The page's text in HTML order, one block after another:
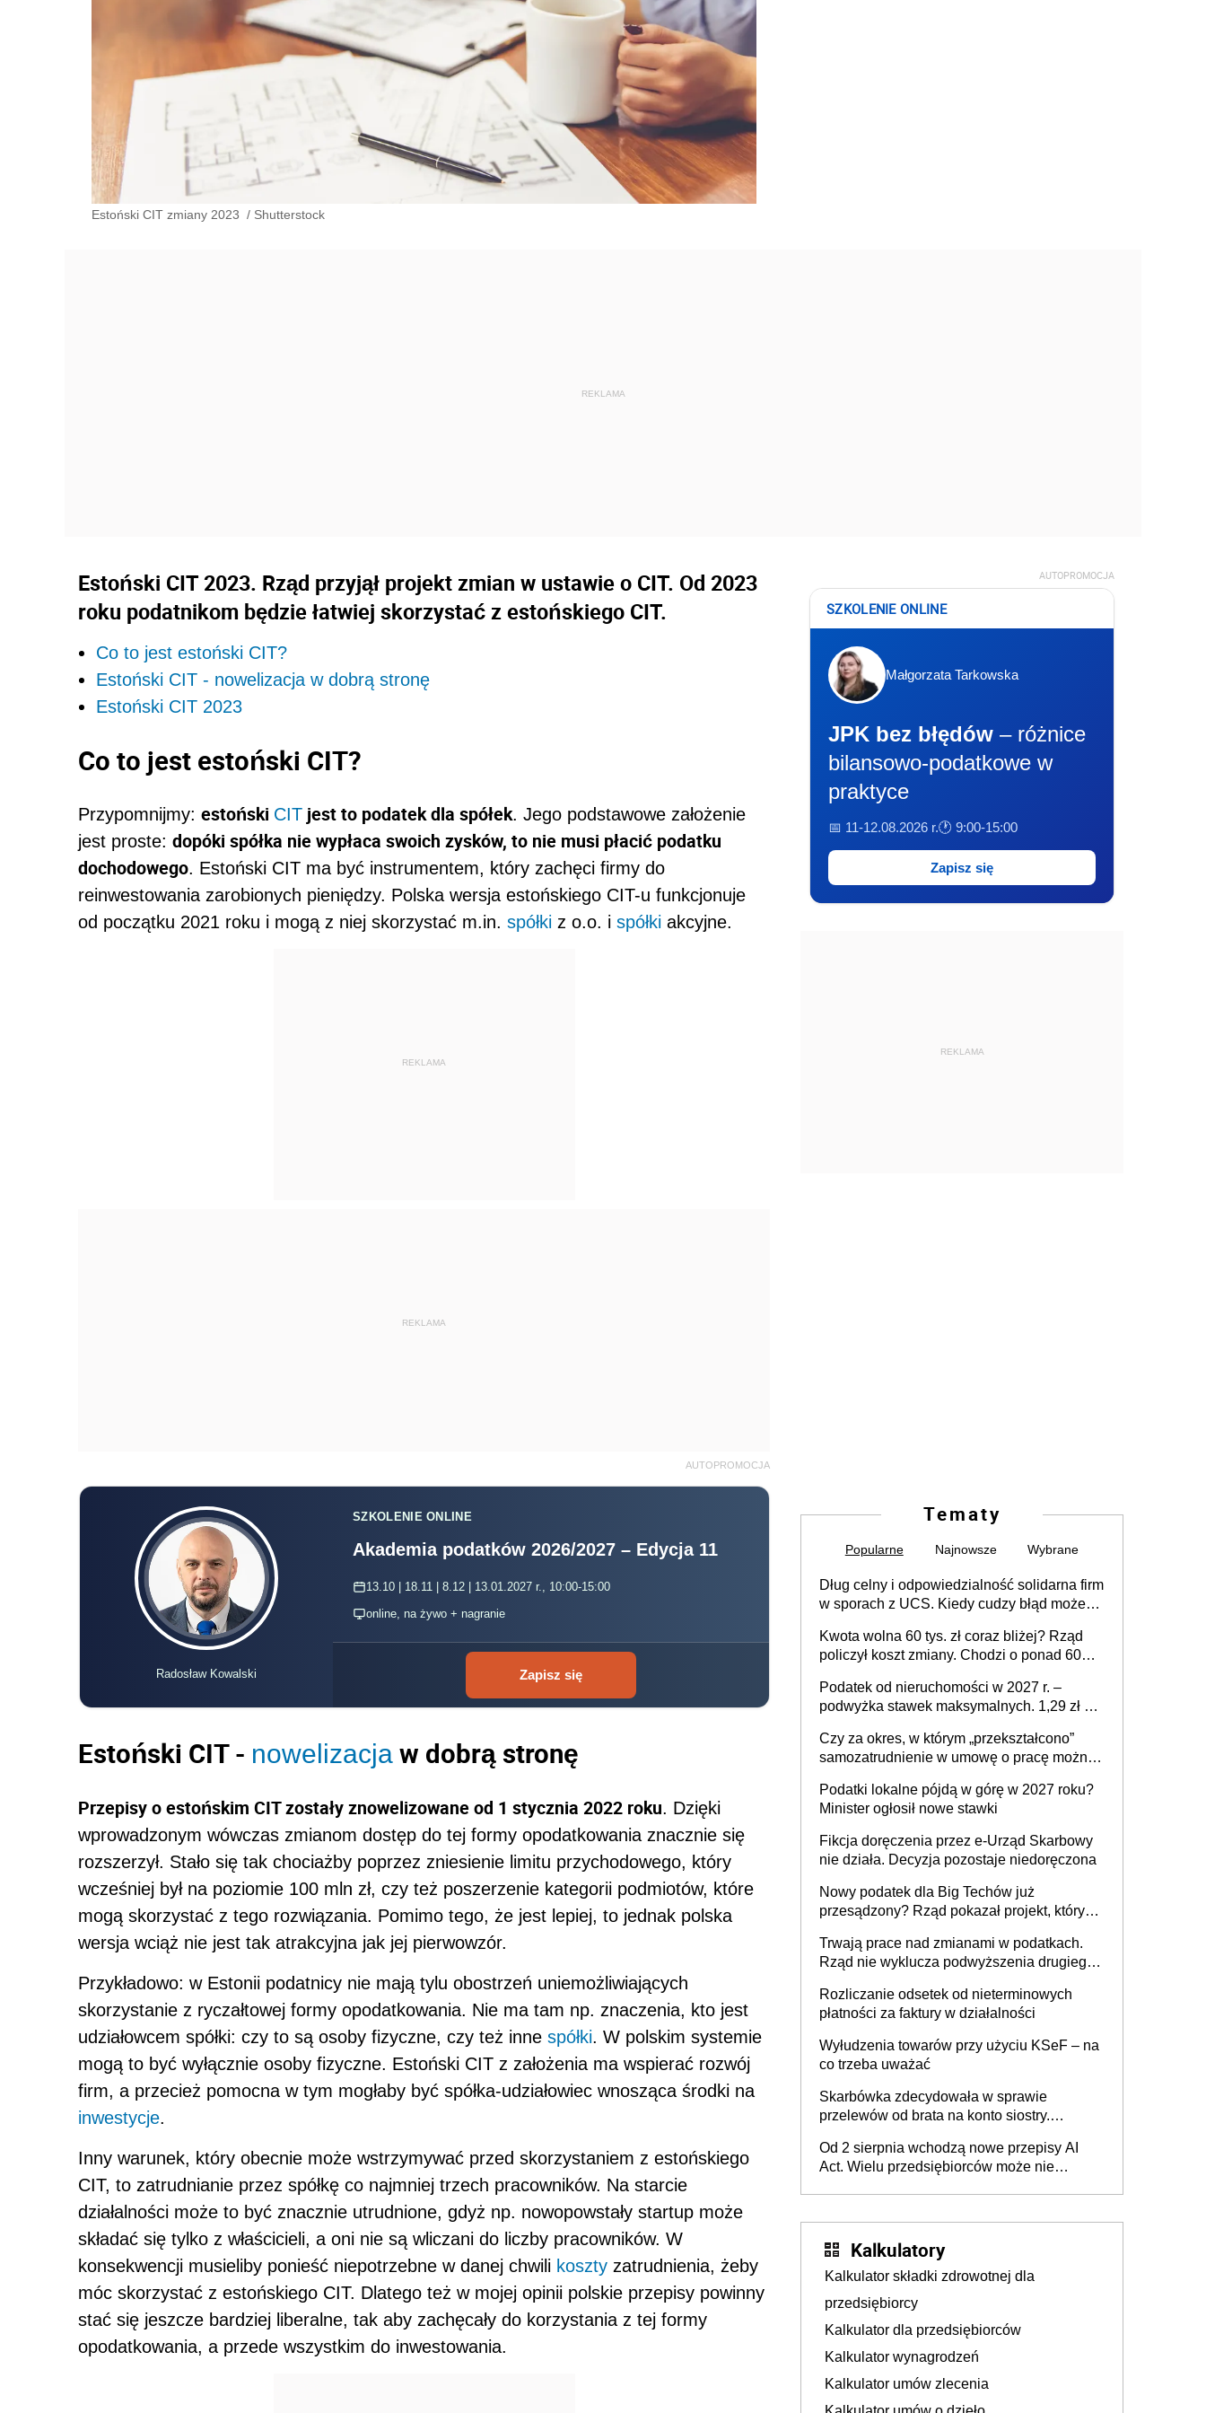
Estoński CIT zmiany 2023 / Shutterstock
Estoński CIT 2023. Rząd przyjął projekt zmian w ustawie o CIT. Od 2023
roku podatnikom będzie łatwiej skorzystać z estońskiego CIT.
Co to jest estoński CIT?
Estoński CIT - nowelizacja w dobrą stronę
Estoński CIT 2023
Co to jest estoński CIT?
Przypomnijmy: estoński CIT jest to podatek dla spółek. Jego podstawowe założenie
jest proste: dopóki spółka nie wypłaca swoich zysków, to nie musi płacić podatku
dochodowego. Estoński CIT ma być instrumentem, który zachęci firmy do
reinwestowania zarobionych pieniędzy. Polska wersja estońskiego CIT-u funkcjonuje
od początku 2021 roku i mogą z niej skorzystać m.in. spółki z o.o. i spółki akcyjne.
REKLAMA
REKLAMA
AUTOPROMOCJA
Radosław Kowalski
SZKOLENIE ONLINE
Akademia podatków 2026/2027 – Edycja 11
13.10 | 18.11 | 8.12 | 13.01.2027 r., 10:00-15:00
online, na żywo + nagranie
Zapisz się
Estoński CIT - nowelizacja w dobrą stronę
Przepisy o estońskim CIT zostały znowelizowane od 1 stycznia 2022 roku. Dzięki
wprowadzonym wówczas zmianom dostęp do tej formy opodatkowania znacznie się
rozszerzył. Stało się tak chociażby poprzez zniesienie limitu przychodowego, który
wcześniej był na poziomie 100 mln zł, czy też poszerzenie kategorii podmiotów, które
mogą skorzystać z tego rozwiązania. Pomimo tego, że jest lepiej, to jednak polska
wersja wciąż nie jest tak atrakcyjna jak jej pierwowzór.
Przykładowo: w Estonii podatnicy nie mają tylu obostrzeń uniemożliwiających
skorzystanie z ryczałtowej formy opodatkowania. Nie ma tam np. znaczenia, kto jest
udziałowcem spółki: czy to są osoby fizyczne, czy też inne spółki. W polskim systemie
mogą to być wyłącznie osoby fizyczne. Estoński CIT z założenia ma wspierać rozwój
firm, a przecież pomocna w tym mogłaby być spółka-udziałowiec wnosząca środki na
inwestycje.
Inny warunek, który obecnie może wstrzymywać przed skorzystaniem z estońskiego
CIT, to zatrudnianie przez spółkę co najmniej trzech pracowników. Na starcie
działalności może to być znacznie utrudnione, gdyż np. nowopowstały startup może
składać się tylko z właścicieli, a oni nie są wliczani do liczby pracowników. W
konsekwencji musieliby ponieść niepotrzebne w danej chwili koszty zatrudnienia, żeby
móc skorzystać z estońskiego CIT. Dlatego też w mojej opinii polskie przepisy powinny
stać się jeszcze bardziej liberalne, tak aby zachęcały do korzystania z tej formy
opodatkowania, a przede wszystkim do inwestowania.
AUTOPROMOCJA
SZKOLENIE ONLINE
Małgorzata Tarkowska
JPK bez błędów – różnice
bilansowo-podatkowe w
praktyce
📅 11-12.08.2026 r.🕐 9:00-15:00
Zapisz się
REKLAMA
Tematy
Popularne Najnowsze Wybrane
Dług celny i odpowiedzialność solidarna firm
w sporach z UCS. Kiedy cudzy błąd może
Kwota wolna 60 tys. zł coraz bliżej? Rząd
policzył koszt zmiany. Chodzi o ponad 60
Podatek od nieruchomości w 2027 r. –
podwyżka stawek maksymalnych. 1,29 zł za
budynków i lokali związanych z
prowadzeniem działalności gospodarczej
Czy za okres, w którym „przekształcono”
samozatrudnienie w umowę o pracę można
umowy cywilnoprawnej jedynym
racjonalnym wyjściem
Podatki lokalne pójdą w górę w 2027 roku?
Minister ogłosił nowe stawki
Fikcja doręczenia przez e-Urząd Skarbowy
nie działa. Decyzja pozostaje niedoręczona
Nowy podatek dla Big Techów już
przesądzony? Rząd pokazał projekt, który
Trwają prace nad zmianami w podatkach.
Rząd nie wyklucza podwyższenia drugiego
Rozliczanie odsetek od nieterminowych
płatności za faktury w działalności
Wyłudzenia towarów przy użyciu KSeF – na
co trzeba uważać
Skarbówka zdecydowała w sprawie
przelewów od brata na konto siostry.
darowizna, ale podatku jednak nie będzie
Od 2 sierpnia wchodzą nowe przepisy AI
Act. Wielu przedsiębiorców może nie
Kalkulatory
Kalkulator składki zdrowotnej dla
przedsiębiorcy
Kalkulator dla przedsiębiorców
Kalkulator wynagrodzeń
Kalkulator umów zlecenia